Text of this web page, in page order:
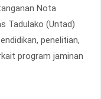
Nota
Tadulako (Untad)
penelitian,
program jaminan